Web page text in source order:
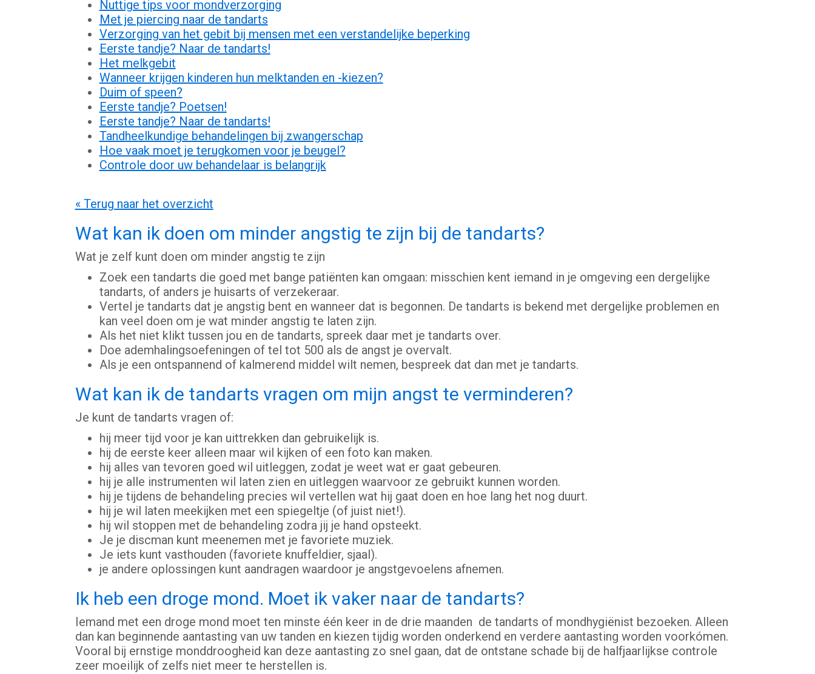
Nuttige tips voor mondverzorging
Met je piercing naar de tandarts
Verzorging van het gebit bij mensen met een verstandelijke beperking
Eerste tandje? Naar de tandarts!
Het melkgebit
Wanneer krijgen kinderen hun melktanden en -kiezen?
Duim of speen?
Eerste tandje? Poetsen!
Eerste tandje? Naar de tandarts!
Tandheelkundige behandelingen bij zwangerschap
Hoe vaak moet je terugkomen voor je beugel?
Controle door uw behandelaar is belangrijk
« Terug naar het overzicht
Wat kan ik doen om minder angstig te zijn bij de tandarts?
Wat je zelf kunt doen om minder angstig te zijn
Zoek een tandarts die goed met bange patiënten kan omgaan: misschien kent iemand in je omgeving een dergelijke
tandarts, of anders je huisarts of verzekeraar.
Vertel je tandarts dat je angstig bent en wanneer dat is begonnen. De tandarts is bekend met dergelijke problemen en
kan veel doen om je wat minder angstig te laten zijn.
Als het niet klikt tussen jou en de tandarts, spreek daar met je tandarts over.
Doe ademhalingsoefeningen of tel tot 500 als de angst je overvalt.
Als je een ontspannend of kalmerend middel wilt nemen, bespreek dat dan met je tandarts.
Wat kan ik de tandarts vragen om mijn angst te verminderen?
Je kunt de tandarts vragen of:
hij meer tijd voor je kan uittrekken dan gebruikelijk is.
hij de eerste keer alleen maar wil kijken of een foto kan maken.
hij alles van tevoren goed wil uitleggen, zodat je weet wat er gaat gebeuren.
hij je alle instrumenten wil laten zien en uitleggen waarvoor ze gebruikt kunnen worden.
hij je tijdens de behandeling precies wil vertellen wat hij gaat doen en hoe lang het nog duurt.
hij je wil laten meekijken met een spiegeltje (of juist niet!).
hij wil stoppen met de behandeling zodra jij je hand opsteekt.
Je je discman kunt meenemen met je favoriete muziek.
Je iets kunt vasthouden (favoriete knuffeldier, sjaal).
je andere oplossingen kunt aandragen waardoor je angstgevoelens afnemen.
Ik heb een droge mond. Moet ik vaker naar de tandarts?
Iemand met een droge mond moet ten minste één keer in de drie maanden de tandarts of mondhygiënist bezoeken. Alleen
dan kan beginnende aantasting van uw tanden en kiezen tijdig worden onderkend en verdere aantasting worden voorkómen.
Vooral bij ernstige monddroogheid kan deze aantasting zo snel gaan, dat de ontstane schade bij de halfjaarlijkse controle
zeer moeilijk of zelfs niet meer te herstellen is.